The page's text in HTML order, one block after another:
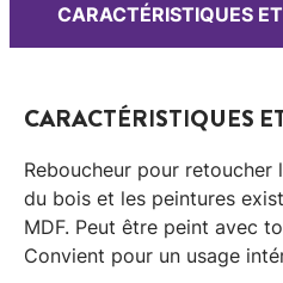
CARACTÉRISTIQUES
CARACTÉRISTIQUES
Reboucheur pour retoucher
du bois et les peintures
MDF. Peut être peint avec
Convient pour un usage